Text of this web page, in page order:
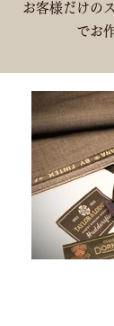
お客様だけの
でお